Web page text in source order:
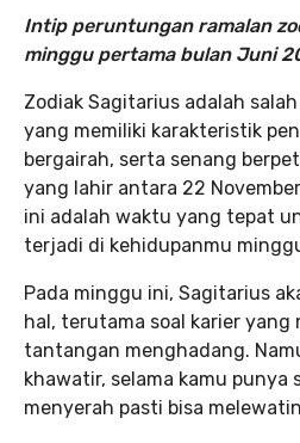
Intip peruntungan ramalan
minggu pertama bulan Juni
Zodiak Sagitarius adalah
yang memiliki karakteristik
bergairah, serta senang
yang lahir antara 22
ini adalah waktu yang tepat
terjadi di kehidupanmu
Pada minggu ini, Sagitarius
hal, terutama soal karier yang
tantangan menghadang.
khawatir, selama kamu punya
menyerah pasti bisa